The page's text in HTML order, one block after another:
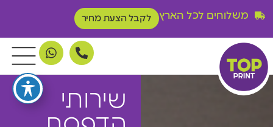
משלוחים לכל הארץ לקבל הצעת מחיר
שירותי